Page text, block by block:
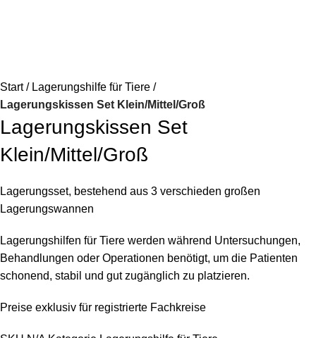
Start
Lagerungshilfe für Tiere
Lagerungskissen Set Klein/Mittel/Groß
Lagerungskissen Set
Klein/Mittel/Groß
Lagerungsset, bestehend aus 3 verschieden großen
Lagerungswannen
Lagerungshilfen für Tiere werden während Untersuchungen,
Behandlungen oder Operationen benötigt, um die Patienten
schonend, stabil und gut zugänglich zu platzieren.
Preise exklusiv für registrierte Fachkreise